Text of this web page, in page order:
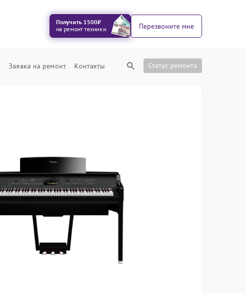
Получить 1500₽
на ремонт техники
Перезвоните мне
Заявка на ремонт Контакты Статус ремонта